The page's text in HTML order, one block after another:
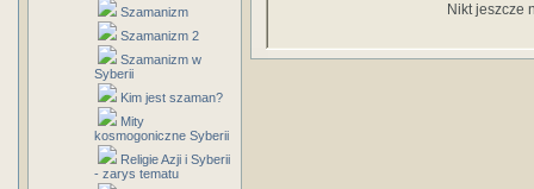
Szamanizm
Szamanizm 2
Szamanizm w
Syberii
Kim jest szaman?
Mity
kosmogoniczne Syberii
Religie Azji i Syberii
- zarys tematu
Nikt jeszcze